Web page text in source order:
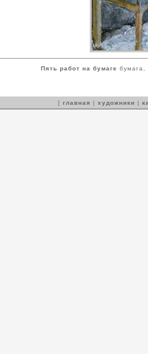
Пять работ на бумаге
[ главная | художники |